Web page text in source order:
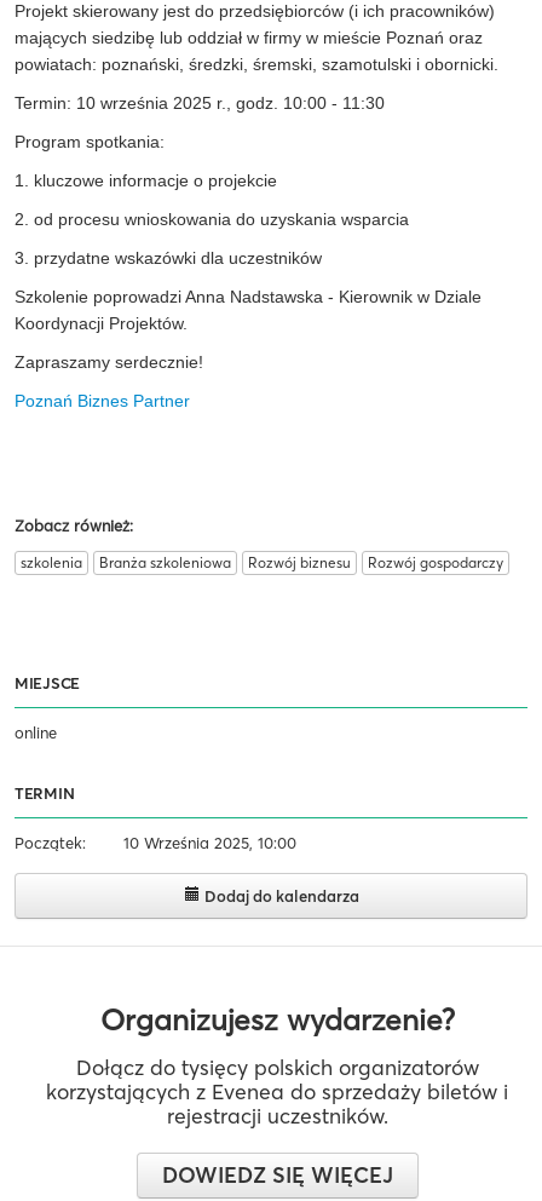
Projekt skierowany jest do przedsiębiorców (i ich pracowników)
mających siedzibę lub oddział w firmy w mieście Poznań oraz
powiatach: poznański, średzki, śremski, szamotulski i obornicki.
Termin: 10 września 2025 r., godz. 10:00 - 11:30
Program spotkania:
1. kluczowe informacje o projekcie
2. od procesu wnioskowania do uzyskania wsparcia
3. przydatne wskazówki dla uczestników
Szkolenie poprowadzi Anna Nadstawska - Kierownik w Dziale
Koordynacji Projektów.
Zapraszamy serdecznie!
Poznań Biznes Partner
Zobacz również:
szkolenia Branża szkoleniowa Rozwój biznesu Rozwój gospodarczy
MIEJSCE
online
TERMIN
Początek: 10 Września 2025, 10:00
Dodaj do kalendarza
Organizujesz wydarzenie?
Dołącz do tysięcy polskich organizatorów
korzystających z Evenea do sprzedaży biletów i
rejestracji uczestników.
DOWIEDZ SIĘ WIĘCEJ